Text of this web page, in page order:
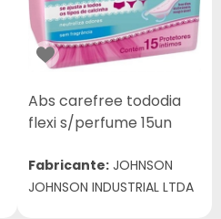
Abs carefree tododia
flexi s/perfume 15un
Fabricante: JOHNSON
JOHNSON INDUSTRIAL LTDA